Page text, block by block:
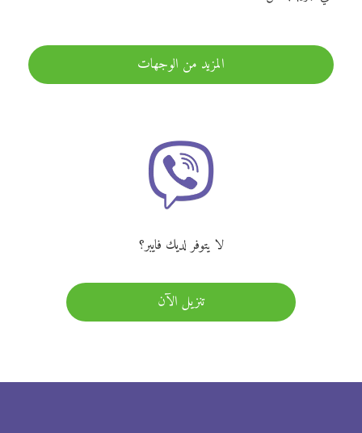
المزيد من الوجهات
لا يتوفر لديك فايبر؟
تنزيل الآن